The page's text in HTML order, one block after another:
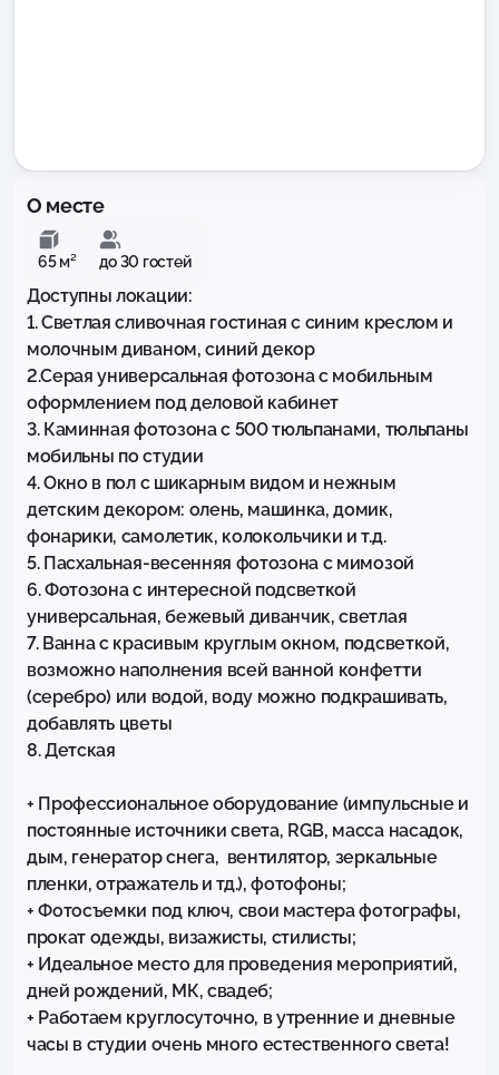
О месте
65 м² до 30 гостей
Доступны локации:
1. Светлая сливочная гостиная с синим креслом и
молочным диваном, синий декор
2.Серая универсальная фотозона с мобильным
оформлением под деловой кабинет
3. Каминная фотозона с 500 тюльпанами, тюльпаны
мобильны по студии
4. Окно в пол с шикарным видом и нежным
детским декором: олень, машинка, домик,
фонарики, самолетик, колокольчики и т.д.
5. Пасхальная-весенняя фотозона с мимозой
6. Фотозона с интересной подсветкой
универсальная, бежевый диванчик, светлая
7. Ванна с красивым круглым окном, подсветкой,
возможно наполнения всей ванной конфетти
(серебро) или водой, воду можно подкрашивать,
добавлять цветы
8. Детская
+ Профессиональное оборудование (импульсные и
постоянные источники света, RGB, масса насадок,
дым, генератор снега,  вентилятор, зеркальные
пленки, отражатель и тд.), фотофоны;
+ Фотосъемки под ключ, свои мастера фотографы,
прокат одежды, визажисты, стилисты;
+ Идеальное место для проведения мероприятий,
дней рождений, МК, свадеб;
+ Работаем круглосуточно, в утренние и дневные
часы в студии очень много естественного света!